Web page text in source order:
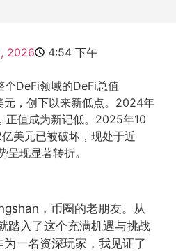
2026
4:54 下午
DeFi领域的DeFi总值
元，创下以来新低点。2024年
正值成为新记低。2025年10
美元已被破坏，现处于近
呈现显著转折。
，币圈的老朋友。从
踏入了这个充满机遇与挑战
一名资深玩家，我见证了